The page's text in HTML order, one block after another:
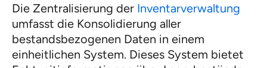
Die Zentralisierung der Inventarverwaltung
umfasst die Konsolidierung aller
bestandsbezogenen Daten in einem
einheitlichen System. Dieses System bietet